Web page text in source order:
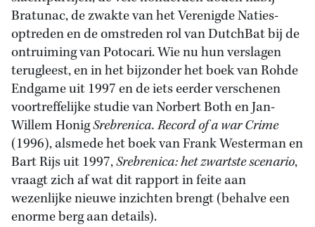
Bratunac, de zwakte van het Verenigde Naties-
optreden en de omstreden rol van DutchBat bij de
ontruiming van Potocari. Wie nu hun verslagen
terugleest, en in het bijzonder het boek van Rohde
Endgame uit 1997 en de iets eerder verschenen
voortreffelijke studie van Norbert Both en Jan-
Willem HonigSrebrenica. Record of a war Crime
(1996), alsmede het boek van Frank Westerman en
Bart Rijs uit 1997,Srebrenica: het zwartste scenario,
vraagt zich af wat dit rapport in feite aan
wezenlijke nieuwe inzichten brengt (behalve een
enorme berg aan details).